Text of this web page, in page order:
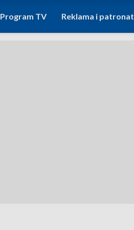
Program TV Reklama i patronat